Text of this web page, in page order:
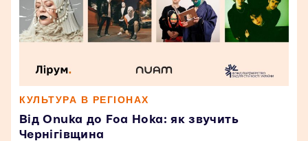
КУЛЬТУРА В РЕГІОНАХ
Від Onuka до Foa Hoka: як звучить
Чернігівщина